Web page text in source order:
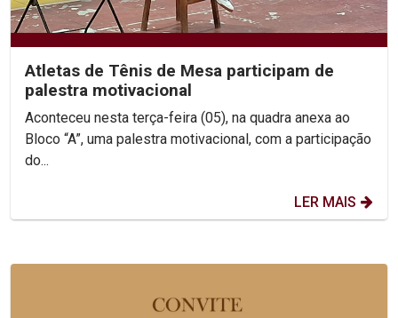
Atletas de Tênis de Mesa participam de
palestra motivacional
Aconteceu nesta terça-feira (05), na quadra anexa ao
Bloco “A”, uma palestra motivacional, com a participação
do...
LER MAIS